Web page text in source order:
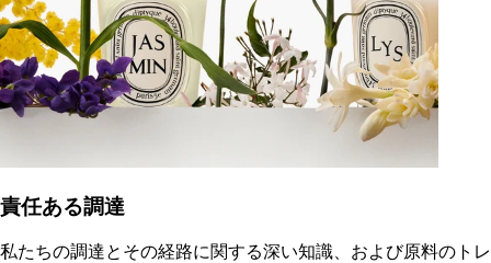
責任ある調達
私たちの調達とその経路に関する深い知識、および原料のトレ